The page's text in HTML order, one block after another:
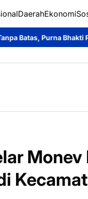
DaerahEkonomi
Personel SPN Polda
Monev